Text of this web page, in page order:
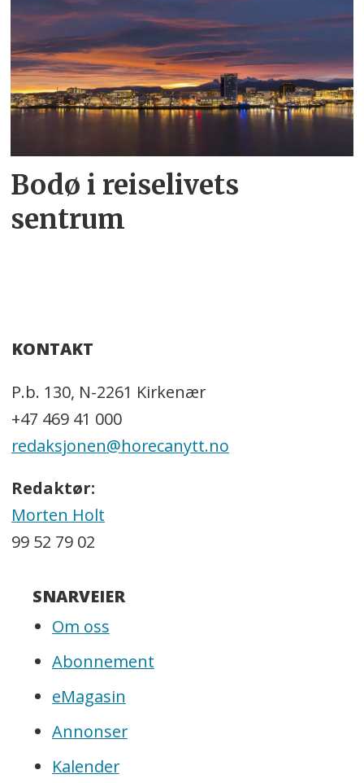
Bodø i reiselivets
sentrum
KONTAKT
P.b. 130, N-2261 Kirkenær
+47 469 41 000
redaksjonen@horecanytt.no
Redaktør:
Morten Holt
99 52 79 02
SNARVEIER
Om oss
Abonnement
eMagasin
Annonser
Kalender